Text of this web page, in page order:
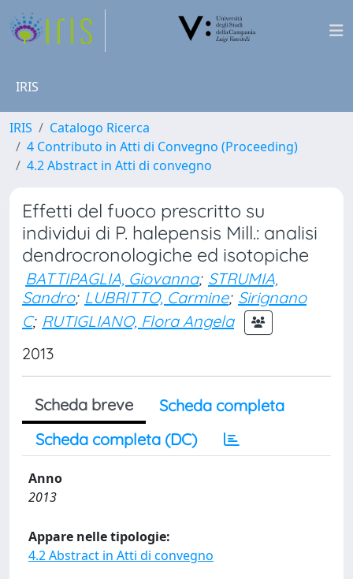
IRIS
IRIS
Catalogo Ricerca
4 Contributo in Atti di Convegno (Proceeding)
4.2 Abstract in Atti di convegno
Effetti del fuoco prescritto su
individui di P. halepensis Mill.: analisi
dendrocronologiche ed isotopiche
BATTIPAGLIA, Giovanna; STRUMIA,
Sandro; LUBRITTO, Carmine; Sirignano
C; RUTIGLIANO, Flora Angela
2013
Scheda breve
Scheda completa
Scheda completa (DC)
Anno
2013
Appare nelle tipologie:
4.2 Abstract in Atti di convegno